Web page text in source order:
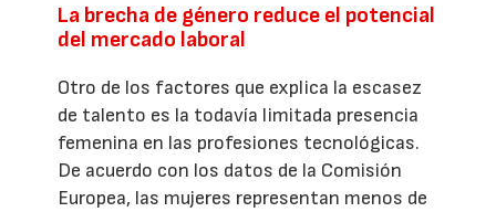
La brecha de género reduce el potencial
del mercado laboral
Otro de los factores que explica la escasez
de talento es la todavía limitada presencia
femenina en las profesiones tecnológicas.
De acuerdo con los datos de la Comisión
Europea, las mujeres representan menos de